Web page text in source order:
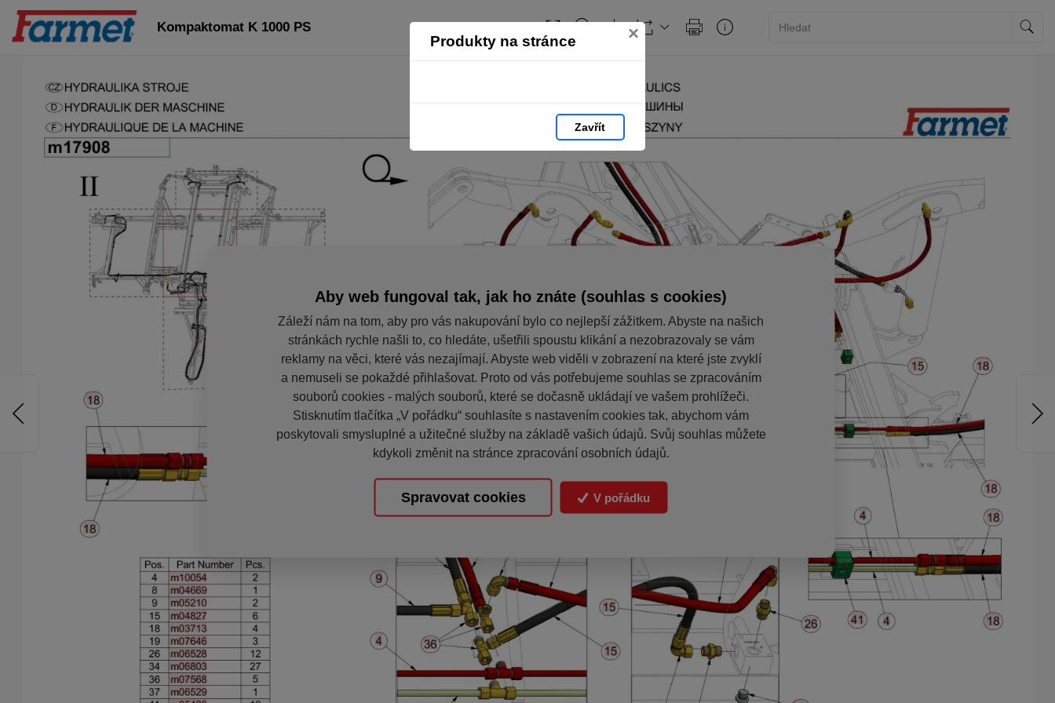
Produkty na stránce ×
Zavřít
Kompaktomat K 1000 PS
Aby web fungoval tak, jak ho znáte (souhlas s cookies)
Záleží nám na tom, aby pro vás nakupování bylo co nejlepší zážitkem. Abyste na našich
stránkách rychle našli to, co hledáte, ušetřili spoustu klikání a nezobrazovaly se vám
reklamy na věci, které vás nezajímají. Abyste web viděli v zobrazení na které jste zvyklí
a nemuseli se pokaždé přihlašovat. Proto od vás potřebujeme souhlas se zpracováním
souborů cookies - malých souborů, které se dočasně ukládají ve vašem prohlížeči.
Stisknutím tlačítka „V pořádku“ souhlasíte s nastavením cookies tak, abychom vám
poskytovali smysluplné a užitečné služby na základě vašich údajů. Svůj souhlas můžete
kdykoli změnit na stránce zpracování osobních údajů.
Spravovat cookies V pořádku